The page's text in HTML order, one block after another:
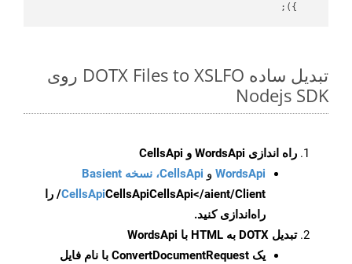
    });
تبدیل ساده DOTX Files to XSLFO روی
Nodejs SDK
راه اندازی WordsApi و CellsApi
WordsApi و CellsApi، نسخه Basient
CellsApiCellsApi
CellsApi</aient/Client/ را
راه‌اندازی کنید.
تبدیل DOTX به HTML با WordsApi
یک ConvertDocumentRequest با نام فایل